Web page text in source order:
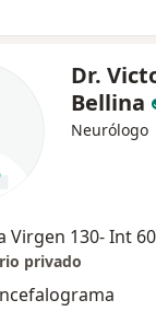
Dr.
Bellina
Neurólogo
privado